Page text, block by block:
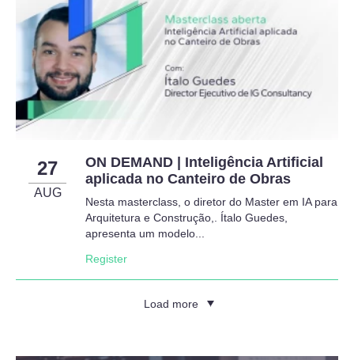
27
AUG
ON DEMAND | Inteligência Artificial
aplicada no Canteiro de Obras
Nesta masterclass, o diretor do Master em IA para
Arquitetura e Construção,. Ítalo Guedes,
apresenta um modelo...
Register
Load more